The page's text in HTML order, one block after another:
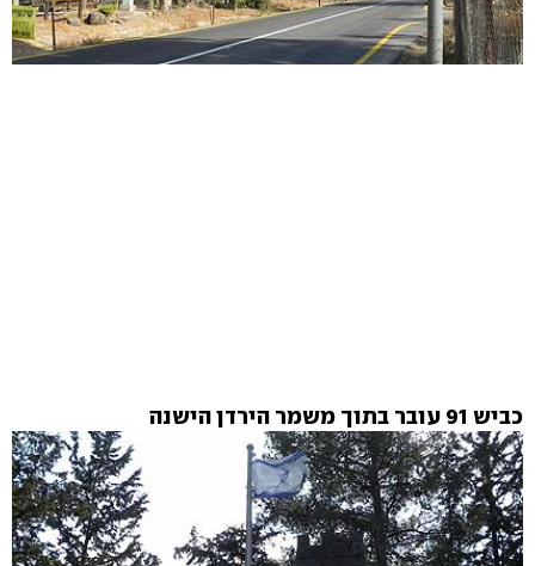
כביש 91 עובר בתוך משמר הירדן הישנה